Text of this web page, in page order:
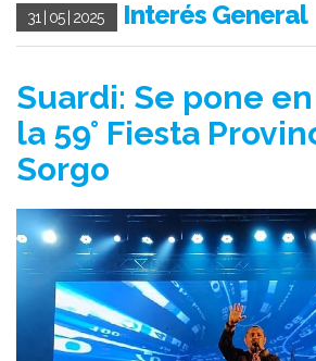
31 | 05 | 2025 Interés General
Suardi: Se pone
la 59° Fiesta
Sorgo